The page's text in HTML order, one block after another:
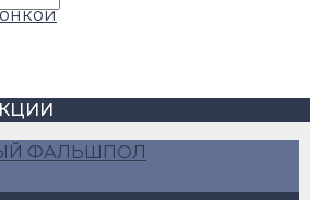
ФАЛЬШПОЛ